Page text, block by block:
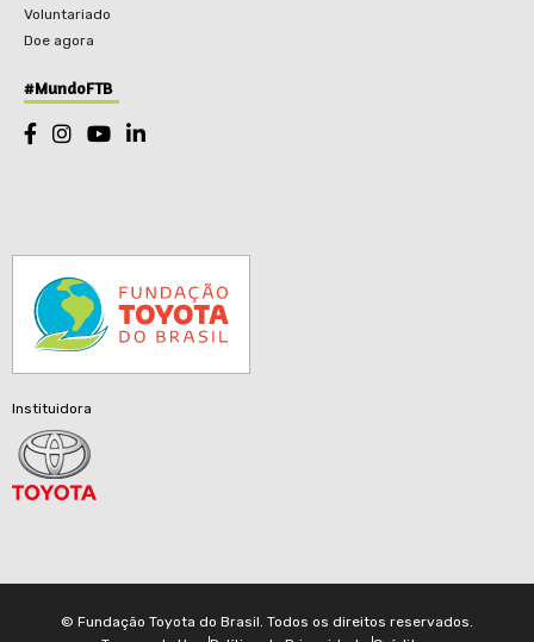
Voluntariado
Doe agora
#MundoFTB
Instituidora
© Fundação Toyota do Brasil. Todos os direitos reservados.